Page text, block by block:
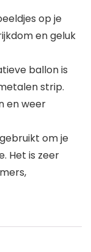
op je
en geluk
ballon is
strip.
en weer
gebruikt om je
Het is zeer